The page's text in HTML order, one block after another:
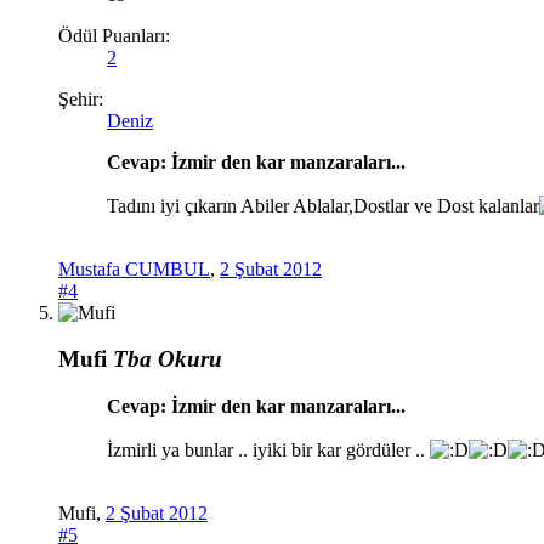
Ödül Puanları:
2
Şehir:
Deniz
Cevap: İzmir den kar manzaraları...
Tadını iyi çıkarın Abiler Ablalar,Dostlar ve Dost kalanlar
Mustafa CUMBUL, 2 Şubat 2012
#4
Mufi Tba Okuru
Cevap: İzmir den kar manzaraları...
İzmirli ya bunlar .. iyiki bir kar gördüler ..
Mufi, 2 Şubat 2012
#5